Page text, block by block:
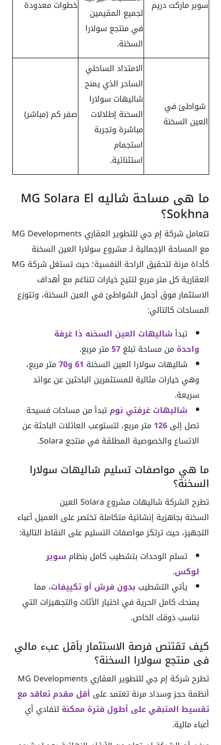
سوبر ماركت دريم
لجميع المقيمين
في منتجع سولارا
السخنة.
خطوات معدودة
شواطئ في
العين السخنة
الامتداد الساحلي
الساحر الذي يمنح
شاليهات سولارا
السخنة إطلالات
مباشرة وتجربة
استجمام
استثنائية.
صفر كم (مباشر)
ما هى مساحة شاليه MG Solara El
Sokhna؟
تتعامل شركة إم جي للتطوير العقاري MG Developments
مع المساحة الإجمالية لـ مشروع سولارا العين السخنة
كأداة مرنة لتحقيق الراحة النفسية؛ حيث تستغل شركة MG
العقارية كل متر مربع لتتيح خيارات تتناغم مع أهداف
الاستثمار فوق أجمل الشواطئ في العين السخنة، وتتوزع
المساحات كالتالي:
تبدأشاليهات العين السخنه ذا غرفة
واحدة من مساحة تبلغ57متر مربع.
شاليهات سولارا العين السخنة 61و70
متر مربع،
وهي خيارات مثالية للمستثمرين الباحثين عن عوائد
سريعة.
شاليهات غرفتي نومتبدأ من مساحات فسيحة
تصل إلى126 متر مربع، لتستوعب العائلات الباحثة عن
الاتساع والخصوصية المطلقة في منتجع Solara.
ما هي مواصفات تسليم شاليهات سولارا
السخنة؟
تطرح الشركة شاليهات مشروع Solara العين
السخنة بجاهزية إنشائية متكاملة تختصر على العميل أعباء
التجهيز، حيث ترتكز مواصفات التسليم على النقاط التالية:
تسلم الوحدات بتشطيب كامل بنظام سوبر
لوكس.
يأتي التشطيب بدون فرش أو تكييفات، مما
يمنحك كامل الحرية في اختيار الأثاث والتجهيزات التي
تناسب ذوقك الخاص.
كيف تقتنص فرصة الاستثمار بأقل عبء مالي
في منتجع سولارا السخنة؟
تطرح شركة إم جي للتطوير العقاري MG Developments
أنظمة حجز وسداد مرنة تعتمد على أقل مقدم تعاقد مع
تقسيط المتبقي على أطول فترة ممكنة لتفادي أي
أعباء مالية.